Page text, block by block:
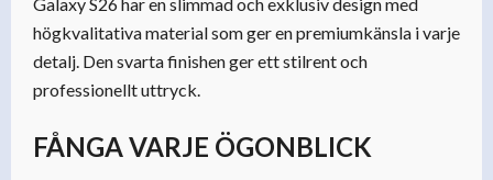
högkvalitativa material som ger en premiumkänsla i varje
detalj. Den svarta finishen ger ett stilrent och
professionellt uttryck.
FÅNGA VARJE ÖGONBLICK